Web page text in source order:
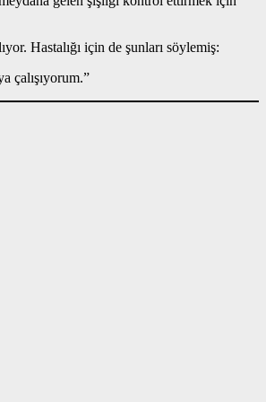
Hastalığı için de şunları söylemiş:
çalışıyorum.”